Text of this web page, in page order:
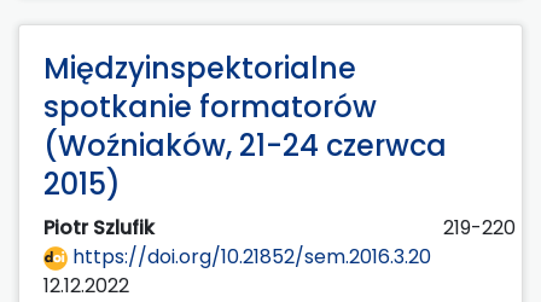
Międzyinspektorialne
spotkanie formatorów
(Woźniaków, 21-24 czerwca
2015)
Piotr Szlufik
219-220
https://doi.org/10.21852/sem.2016.3.20
12.12.2022